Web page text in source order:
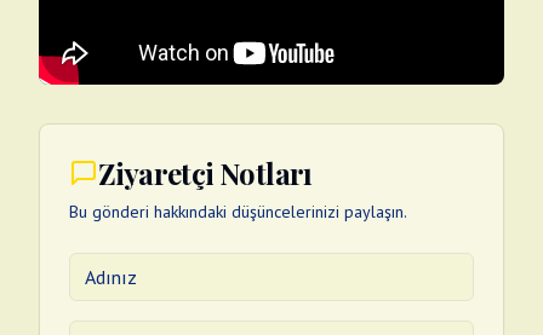
Ziyaretçi Notları
Bu gönderi hakkındaki düşüncelerinizi paylaşın.